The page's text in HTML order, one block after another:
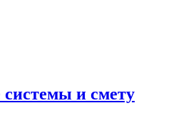
системы и смету